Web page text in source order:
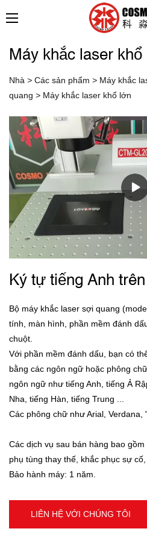
Máy khắc laser khổ
Nhà > Các sản phẩm > Máy khắc
quang > Máy khắc laser khổ lớn
Ký tự tiếng Anh
Bộ máy khắc laser sợi quang
tính, màn hình, phần mềm đánh
chuột.
Với phần mềm đánh dấu, bạn có
bằng các ngôn ngữ hoặc phông
ngôn ngữ như tiếng Anh, tiếng Ả
Nha, tiếng Hàn, tiếng Trung ...
Các phông chữ như Arial, Verdana,
Các dịch vụ sau bán hàng bao
phụ tùng thay thế, khắc phục sự cố,
Bảo hành máy: 1 năm.
LIÊN HỆ VỚI CHÚNG TÔI